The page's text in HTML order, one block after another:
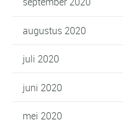
augustus 2020
juli 2020
juni 2020
mei 2020